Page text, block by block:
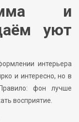
и
уют
интерьера
и интересно, но в
фон лучше
восприятие.